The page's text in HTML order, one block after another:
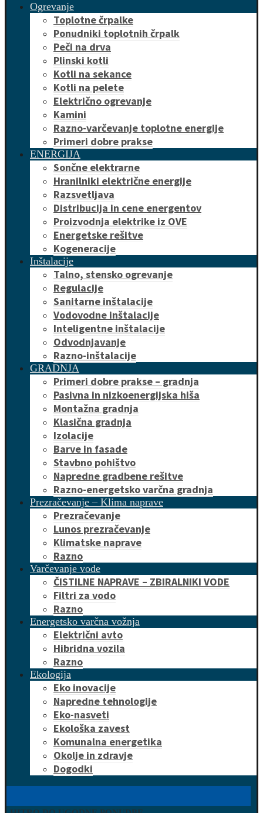
Ogrevanje
Toplotne črpalke
Ponudniki toplotnih črpalk
Peči na drva
Plinski kotli
Kotli na sekance
Kotli na pelete
Električno ogrevanje
Kamini
Razno-varčevanje toplotne energije
Primeri dobre prakse
ENERGIJA
Sončne elektrarne
Hranilniki električne energije
Razsvetljava
Distribucija in cene energentov
Proizvodnja elektrike iz OVE
Energetske rešitve
Kogeneracije
Inštalacije
Talno, stensko ogrevanje
Regulacije
Sanitarne inštalacije
Vodovodne inštalacije
Inteligentne inštalacije
Odvodnjavanje
Razno-inštalacije
GRADNJA
Primeri dobre prakse – gradnja
Pasivna in nizkoenergijska hiša
Montažna gradnja
Klasična gradnja
Izolacije
Barve in fasade
Stavbno pohištvo
Napredne gradbene rešitve
Razno-energetsko varčna gradnja
Prezračevanje – Klima naprave
Prezračevanje
Lunos prezračevanje
Klimatske naprave
Razno
Varčevanje vode
ČISTILNE NAPRAVE – ZBIRALNIKI VODE
Filtri za vodo
Razno
Energetsko varčna vožnja
Električni avto
Hibridna vozila
Razno
Ekologija
Eko inovacije
Napredne tehnologije
Eko-nasveti
Ekološka zavest
Komunalna energetika
Okolje in zdravje
Dogodki